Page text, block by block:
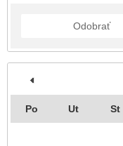
Odobrať
Po Ut St